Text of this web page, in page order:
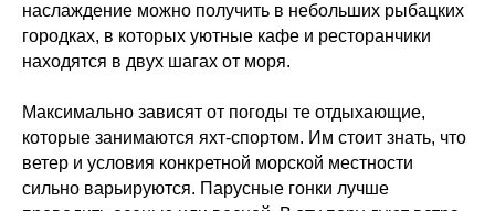
наслаждение можно получить в небольших рыбацких
городках, в которых уютные кафе и ресторанчики
находятся в двух шагах от моря.
Максимально зависят от погоды те отдыхающие,
которые занимаются яхт-спортом. Им стоит знать, что
ветер и условия конкретной морской местности
сильно варьируются. Парусные гонки лучше